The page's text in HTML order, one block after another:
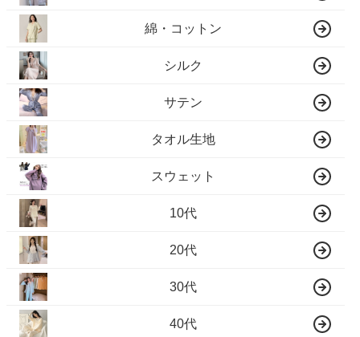
綿・コットン
シルク
サテン
タオル生地
スウェット
10代
20代
30代
40代